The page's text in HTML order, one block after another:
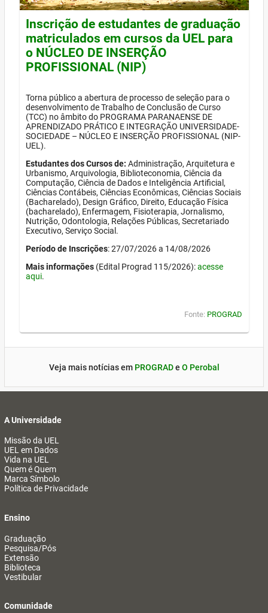
Inscrição de estudantes de graduação
matriculados em cursos da UEL para
o NÚCLEO DE INSERÇÃO
PROFISSIONAL (NIP)
Torna público a abertura de processo de seleção para o
desenvolvimento de Trabalho de Conclusão de Curso
(TCC) no âmbito do PROGRAMA PARANAENSE DE
APRENDIZADO PRÁTICO E INTEGRAÇÃO UNIVERSIDADE-
SOCIEDADE – NÚCLEO E INSERÇÃO PROFISSIONAL (NIP-
UEL).
Estudantes dos Cursos de: Administração, Arquitetura e
Urbanismo, Arquivologia, Biblioteconomia, Ciência da
Computação, Ciência de Dados e Inteligência Artificial,
Ciências Contábeis, Ciências Econômicas, Ciências Sociais
(Bacharelado), Design Gráfico, Direito, Educação Física
(bacharelado), Enfermagem, Fisioterapia, Jornalismo,
Nutrição, Odontologia, Relações Públicas, Secretariado
Executivo, Serviço Social.
Período de Inscrições: 27/07/2026 a 14/08/2026
Mais informações (Edital Prograd 115/2026):acesse
aqui.
Fonte: PROGRAD
Veja mais notícias em PROGRADe O Perobal
A Universidade
Missão da UEL
UEL em Dados
Vida na UEL
Quem é Quem
Marca Símbolo
Política de Privacidade
Ensino
Graduação
Pesquisa/Pós
Extensão
Biblioteca
Vestibular
Comunidade